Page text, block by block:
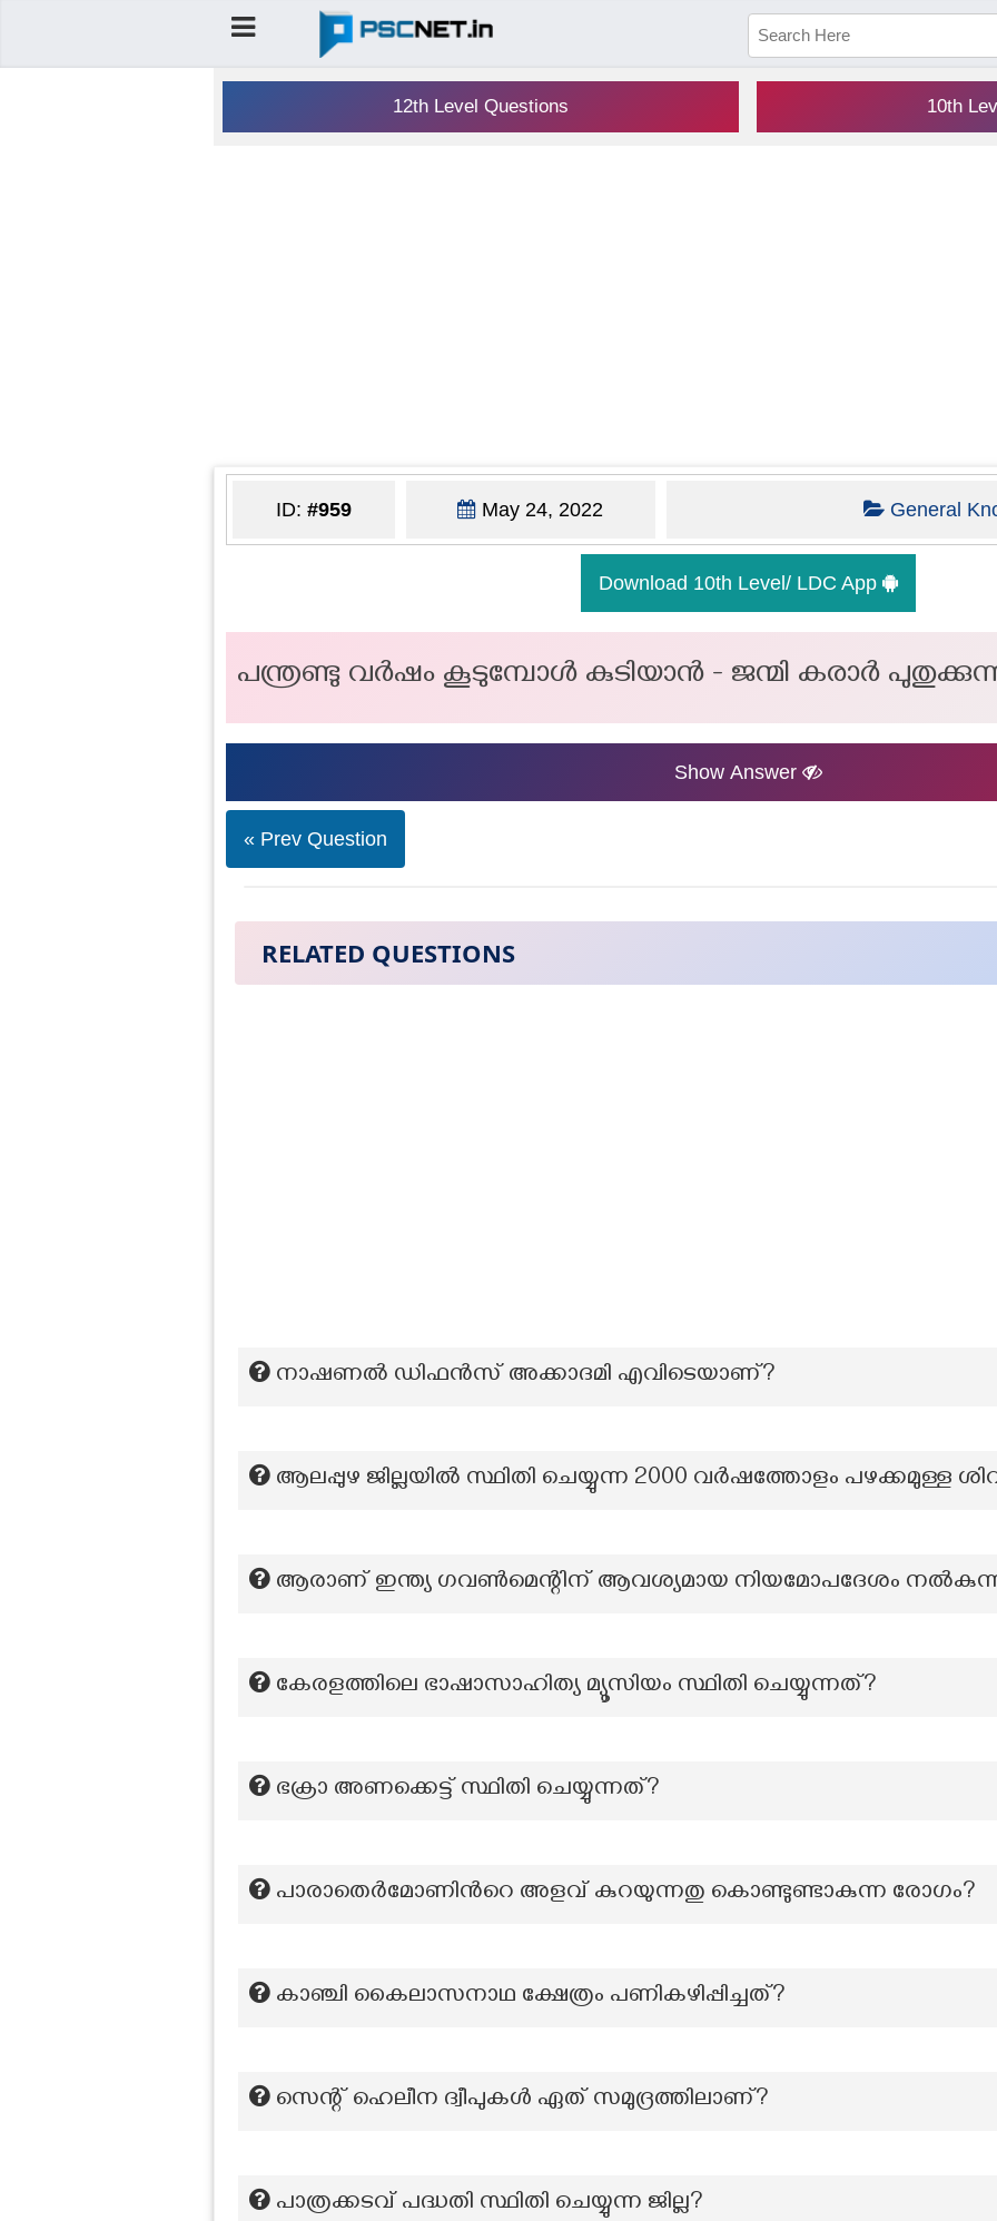
12th Level Questions 10th
ID: #959 May 24, 2022 General
Download 10th Level/ LDC App
പന്ത്രണ്ടു വർഷം കൂടുമ്പോൾ കുടിയാൻ - ജന്മി കരാർ
Show Answer
« Prev Question
RELATED QUESTIONS
നാഷണൽ ഡിഫൻസ് അക്കാദമി എവിടെയാണ്?
ആലപ്പുഴ ജില്ലയിൽ സ്ഥിതി ചെയ്യുന്ന 2000 വർഷത്തോളം പഴക്കമുള്ള
ആരാണ്‌ ഇന്ത്യ ഗവൺമെന്റിന് ആവശ്യമായ നിയമോപദേശം
കേരളത്തിലെ ഭാഷാസാഹിത്യ മ്യൂസിയം സ്ഥിതി ചെയ്യുന്നത്?
ഭക്രാ അണക്കെട്ട് സ്ഥിതി ചെയ്യുന്നത്?
പാരാതെർമോണിന്‍റെ അളവ് കുറയുന്നതു കൊണ്ടുണ്ടാകുന്ന രോഗം?
കാഞ്ചി കൈലാസനാഥ ക്ഷേത്രം പണികഴിപ്പിച്ചത്?
സെന്റ് ഹെലീന ദ്വീപുകൾ ഏത് സമുദ്രത്തിലാണ്?
പാത്രക്കടവ് പദ്ധതി സ്ഥിതി ചെയ്യുന്ന ജില്ല?